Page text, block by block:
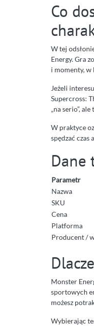
Co
W tej
Energy. Gra
i momenty, w
Jeżeli
Supercross:
„na serio”,
W praktyce
spędzać
Dane
Parametr
Nazwa
SKU
Cena
Platforma
Producent /
Monster
sportowych
możesz
Wybierając